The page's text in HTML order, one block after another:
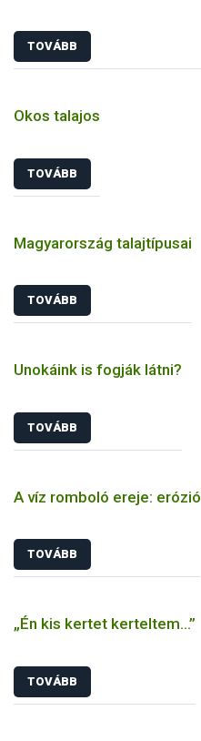
TOVÁBB
Okos talajos
TOVÁBB
Magyarország talajtípusai
TOVÁBB
Unokáink is fogják látni?
TOVÁBB
A víz romboló ereje: erózió
TOVÁBB
„Én kis kertet kerteltem...”
TOVÁBB